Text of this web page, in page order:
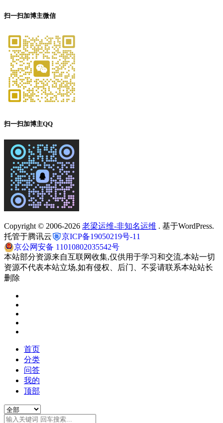
扫一扫加博主微信
扫一扫加博主QQ
Copyright © 2006-2026 老梁运维-非知名运维 . 基于WordPress.
托管于腾讯云
京ICP备19050219号-11
京公网安备 11010802035542号
本站部分资源来自互联网收集,仅供用于学习和交流,本站一切
资源不代表本站立场,如有侵权、后门、不妥请联系本站站长
删除
首页
分类
问答
我的
顶部